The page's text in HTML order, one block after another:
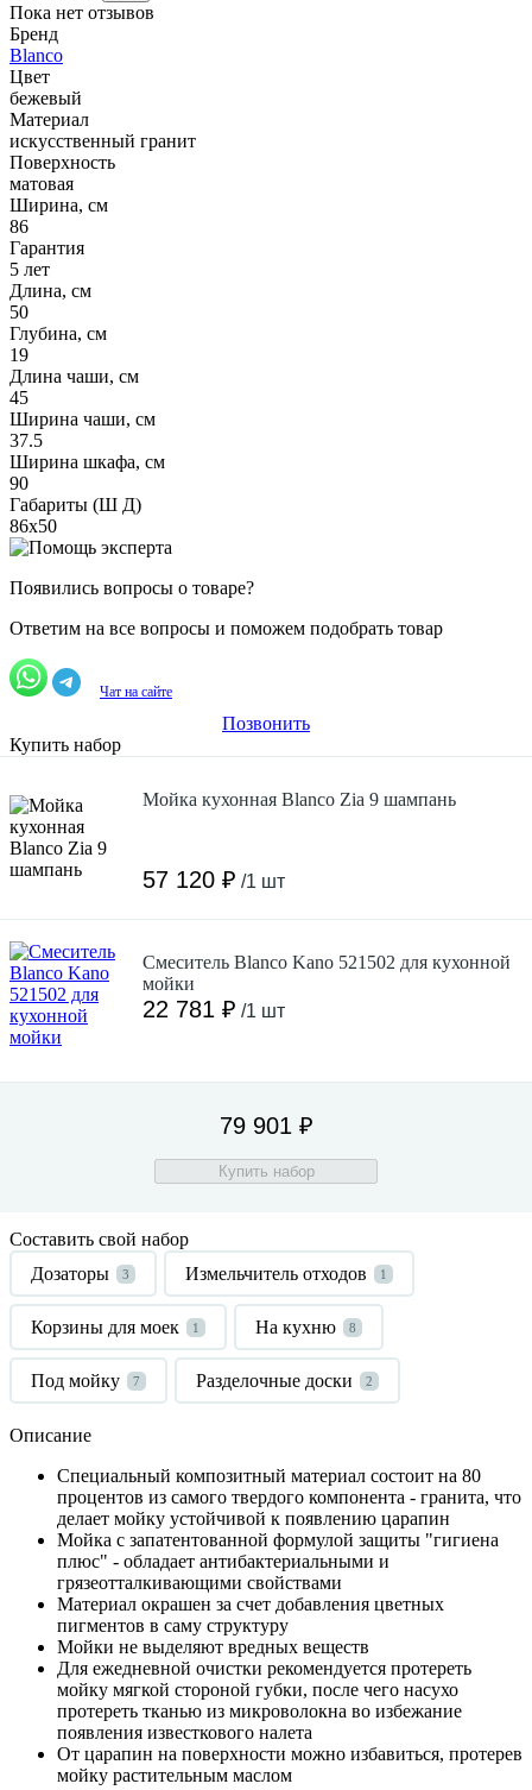
Пока нет отзывов
Бренд
Blanco
Цвет
бежевый
Материал
искусственный гранит
Поверхность
матовая
Ширина, см
86
Гарантия
5 лет
Длина, см
50
Глубина, см
19
Длина чаши, см
45
Ширина чаши, см
37.5
Ширина шкафа, см
90
Габариты (Ш Д)
86х50
Появились вопросы о товаре?
Ответим на все вопросы и поможем подобрать товар
Чат на сайте
Позвонить
Купить набор
Мойка кухонная Blanco Zia 9 шампань
57 120 ₽ /1 шт
Смеситель Blanco Kano 521502 для кухонной
мойки
22 781 ₽ /1 шт
79 901 ₽
Купить набор
Составить свой набор
Дозаторы
3 Измельчитель отходов 1
Корзины для моек 1 На кухню 8
Под мойку 7 Разделочные доски 2
Описание
Специальный композитный материал состоит на 80
процентов из самого твердого компонента - гранита, что
делает мойку устойчивой к появлению царапин
Мойка с запатентованной формулой защиты "гигиена
плюс" - обладает антибактериальными и
грязеотталкивающими свойствами
Материал окрашен за счет добавления цветных
пигментов в саму структуру
Мойки не выделяют вредных веществ
Для ежедневной очистки рекомендуется протереть
мойку мягкой стороной губки, после чего насухо
протереть тканью из микроволокна во избежание
появления известкового налета
От царапин на поверхности можно избавиться, протерев
мойку растительным маслом